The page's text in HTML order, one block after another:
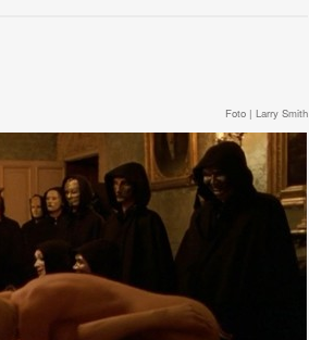
Foto | Larry Smith